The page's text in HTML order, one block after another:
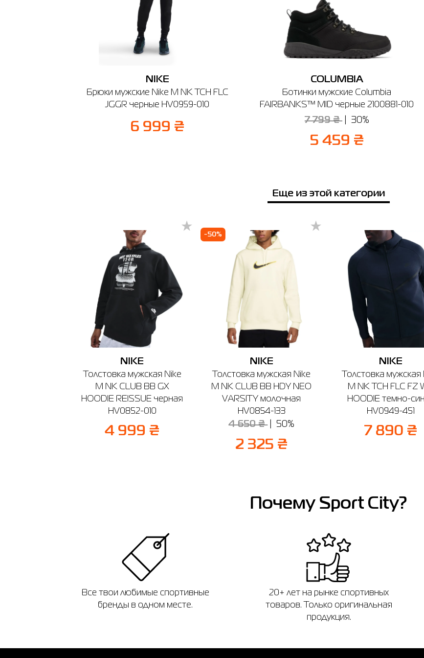
Ивано-Франковск Кременчуг
г. Киев, Днепровская наб., 12 (2-й этаж)
График работы: 10:00 - 22:00
Если вы не уверены, подойдет ли вам выбранный размер - вы
можете обратиться к консультанту интернет-магазина за
NIKE
Брюки мужские Nike M NK TCH FLC
JGGR черные HV0959-010
6 999 ₴
COLUMBIA
Ботинки мужские Columbia
FAIRBANKS™ MID черные 2100881-010
7 799 ₴ 30%
5 459 ₴
Еще из этой категории
NIKE
Толстовка мужская Nike
M NK CLUB BB GX
HOODIE REISSUE черная
HV0852-010
4 999 ₴
-50%
NIKE
Толстовка мужская Nike
M NK CLUB BB HDY NEO
VARSITY молочная
HV0854-133
4 650 ₴ 50%
2 325 ₴
NIKE
Толстовка мужская
M NK TCH FLC FZ
HOODIE темно-
HV0949-451
7 890 ₴
Почему Sport City?
Все твои любимые спортивные
бренды в одном месте.
20+ лет на рынке спортивных
товаров. Только оригинальная
продукция.